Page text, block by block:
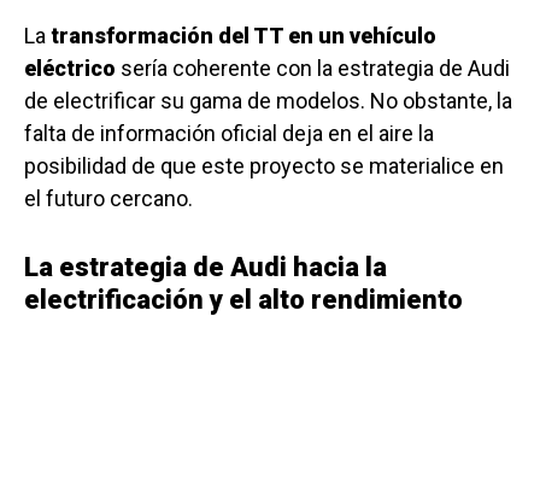
La transformación del TT en un vehículo
eléctrico sería coherente con la estrategia de Audi
de electrificar su gama de modelos. No obstante, la
falta de información oficial deja en el aire la
posibilidad de que este proyecto se materialice en
el futuro cercano.
La estrategia de Audi hacia la
electrificación y el alto rendimiento